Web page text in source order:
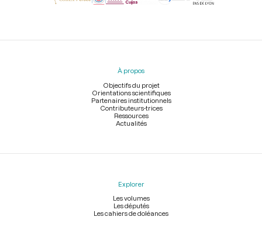
Menu
À propos
Objectifs du projet
Orientations scientifiques
Partenaires institutionnels
Contributeurs-trices
Ressources
Actualités
Explorer
Les volumes
Les députés
Les cahiers de doléances